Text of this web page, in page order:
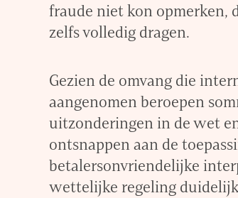
fraude niet kon opmerken,
zelfs volledig dragen.
Gezien de omvang die
aangenomen beroepen
uitzonderingen in de wet
ontsnappen aan de
betalersonvriendelijke
wettelijke regeling